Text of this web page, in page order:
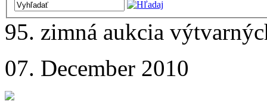
95. zimná aukcia
07. December 2010